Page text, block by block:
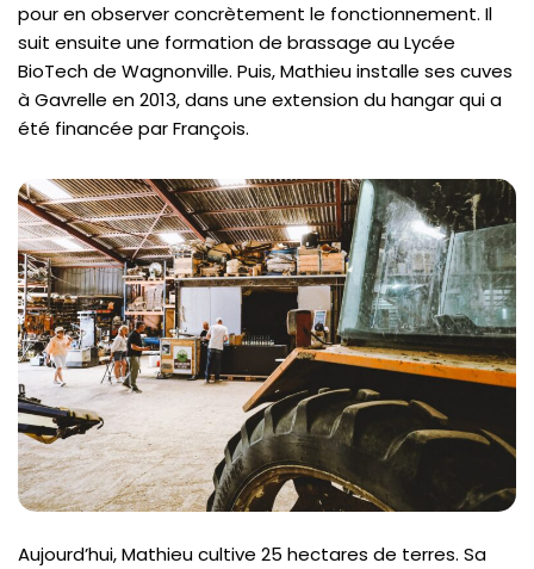
pour en observer concrètement le fonctionnement. Il
suit ensuite une formation de brassage au Lycée
BioTech de Wagnonville. Puis, Mathieu installe ses cuves
à Gavrelle en 2013, dans une extension du hangar qui a
été financée par François.
Aujourd’hui, Mathieu cultive 25 hectares de terres. Sa